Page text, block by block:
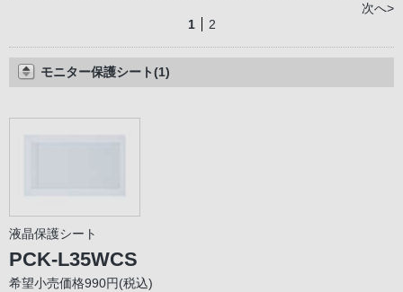
次へ>
1
2
モニター保護シート(1)
液晶保護シート
PCK-L35WCS
希望小売価格990円(税込)